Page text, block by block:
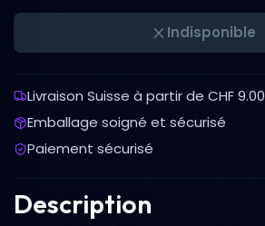
Indisponible
Livraison Suisse à partir de CHF 9.00
Emballage soigné et sécurisé
Paiement sécurisé
Description